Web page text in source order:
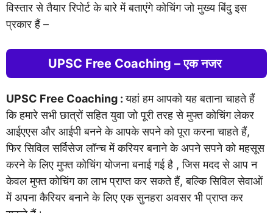
विस्तार से तैयार रिपोर्ट के बारे में बताएंगे कोचिंग जो मुख्य बिंदु इस
प्रकार हैं –
UPSC Free Coaching – एक नजर
UPSC Free Coaching :यहां हम आपको यह बताना चाहते हैं
कि हमारे सभी छात्रों सहित युवा जो पूरी तरह से मुफ्त कोचिंग लेकर
आईएएस और आईपी बनने के आपके सपने को पूरा करना चाहते हैं,
फिर सिविल सर्विसेज लॉन्च में करियर बनाने के अपने सपने को महसूस
करने के लिए मुफ्त कोचिंग योजना बनाई गई है , जिस मदद से आप न
केवल मुफ्त कोचिंग का लाभ प्राप्त कर सकते हैं, बल्कि सिविल सेवाओं
में अपना कैरियर बनाने के लिए एक सुनहरा अवसर भी प्राप्त कर